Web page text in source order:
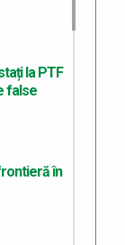
la PTF
false
în